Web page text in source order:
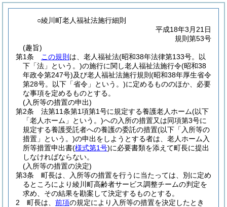
○綾川町老人福祉法施行細則
平成18年3月21日
規則第53号
(趣旨)
第1条
この規則 は、老人福祉法(昭和38年法律第133号。以
下「法」という。)の施行に関し老人福祉法施行令(昭和38
年政令第247号)及び老人福祉法施行規則 (昭和38年厚生省令
第28号。以下「省令」という。)に定めるもののほか、必要
な事項を定めるものとする。
(入所等の措置の申出)
第2条
法第11条第1項第1号に規定する養護老人ホーム(以下
「老人ホーム」という。)への入所の措置又は同項第3号に
規定する養護受託者への養護の委託の措置(以下「入所等の
措置」という。)の申出をしようとする者は、老人ホーム入
所等措置申出書(様式第1号)に必要書類を添えて町長に提出
しなければならない。
(入所等の措置の決定)
第3条
町長は、入所等の措置を行うに当たっては、別に定め
るところにより綾川町高齢者サービス調整チームの判定を
求め、その結果を勘案して決定するものとする。
2
町長は、 前項の規定により入所等の措置を決定したとき